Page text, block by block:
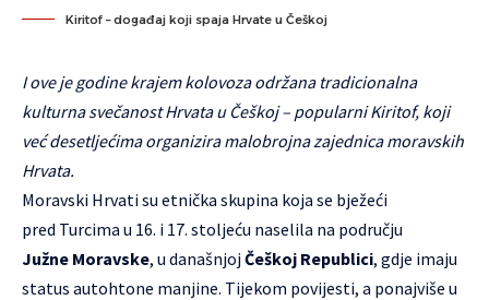
Kiritof – događaj koji spaja Hrvate u Češkoj
I ove je godine krajem kolovoza održana tradicionalna
kulturna svečanost Hrvata u Češkoj – popularni Kiritof, koji
već desetljećima organizira malobrojna zajednica moravskih
Hrvata.
Moravski Hrvati su etnička skupina koja se bježeći
pred Turcima u 16. i 17. stoljeću naselila na području
Južne Moravske, u današnjojČeškoj Republici, gdje imaju
status autohtone manjine. Tijekom povijesti, a ponajviše u